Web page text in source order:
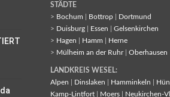
STÄDTE
> Bochum Bottrop
Dortmund
> Duisburg Essen
Gelsenkirchen
> Hagen Hamm
Herne
> Mülheim an der Ruhr| Oberhausen
LANDKREIS WESEL:
Alpen
Dinslaken Hamminkeln
Kamp-Lintfort
Moers Neukirchen-